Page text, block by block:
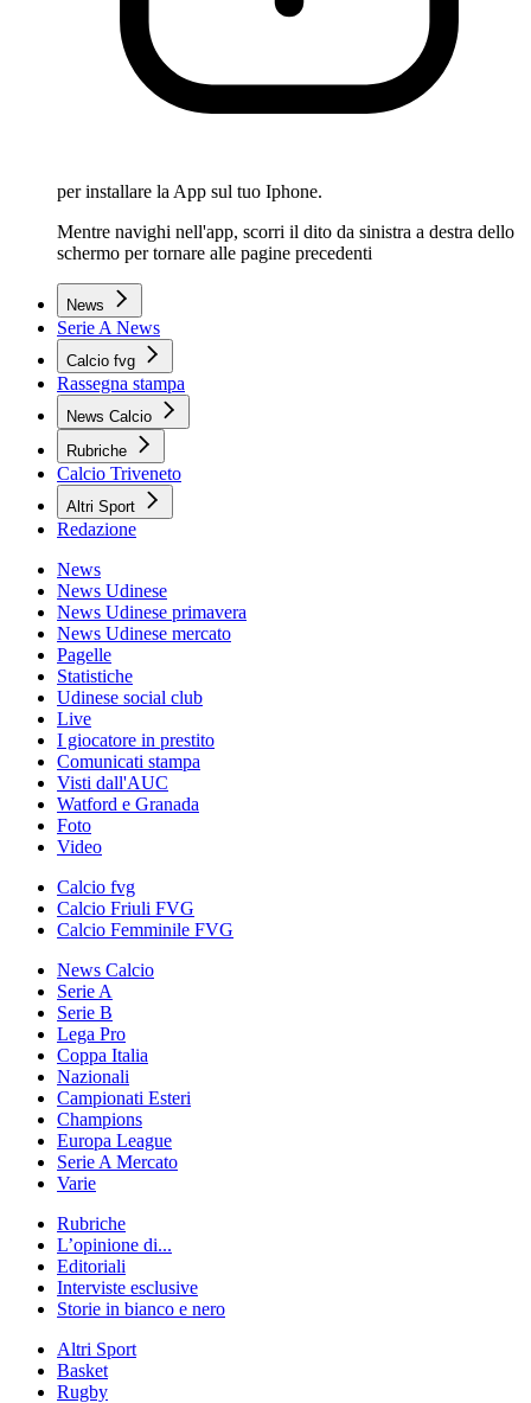
per installare la App sul tuo Iphone.
Mentre navighi nell'app, scorri il dito da sinistra a destra dello
schermo per tornare alle pagine precedenti
News
Serie A News
Calcio fvg
Rassegna stampa
News Calcio
Rubriche
Calcio Triveneto
Altri Sport
Redazione
News
News Udinese
News Udinese primavera
News Udinese mercato
Pagelle
Statistiche
Udinese social club
Live
I giocatore in prestito
Comunicati stampa
Visti dall'AUC
Watford e Granada
Foto
Video
Calcio fvg
Calcio Friuli FVG
Calcio Femminile FVG
News Calcio
Serie A
Serie B
Lega Pro
Coppa Italia
Nazionali
Campionati Esteri
Champions
Europa League
Serie A Mercato
Varie
Rubriche
L’opinione di...
Editoriali
Interviste esclusive
Storie in bianco e nero
Altri Sport
Basket
Rugby